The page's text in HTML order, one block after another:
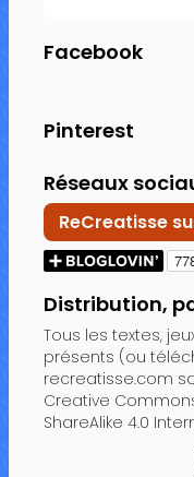
Facebook
Pinterest
Réseaux
ReCreatisse
Distribution,
Tous les textes,
présents (ou
recreatisse.com
Creative
ShareAlike 4.0